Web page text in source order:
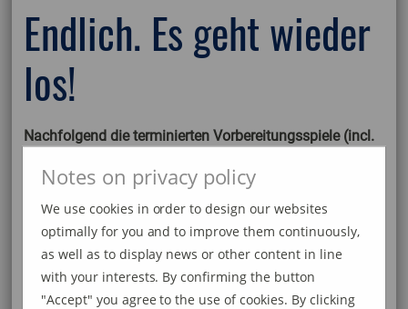
Endlich. Es geht wieder
los!
Nachfolgend die terminierten Vorbereitungsspiele (incl.
1. Mannschaft
Sa. | 18.07.20 | 17.00 Uhr | SG I - FC Schaffhausen II |
3:5
Di. | 21.07.20 | 19.30 Uhr | Anadolu Radolfzell - SG I | 0:8
Sa. | 08.08.20 | 11.00 Uhr | AS Calcio Kreuzlingen - SG I |
Notes on privacy policy
We use cookies in order to design our websites
optimally for you and to improve them continuously,
as well as to display news or other content in line
with your interests. By confirming the button
"Accept" you agree to the use of cookies. By clicking